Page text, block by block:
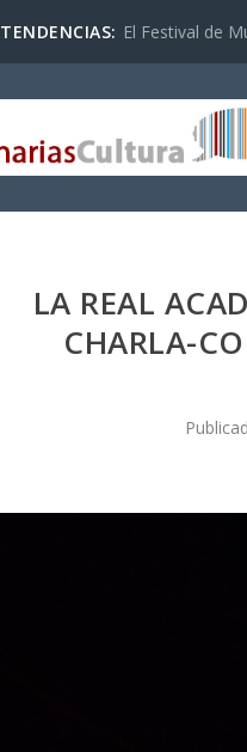
TENDENCIAS: El Festival de
LA REAL
CHARLA-